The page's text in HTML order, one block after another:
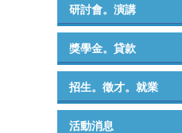
研討會。演講
獎學金。貸款
招生。徵才。就業
活動消息